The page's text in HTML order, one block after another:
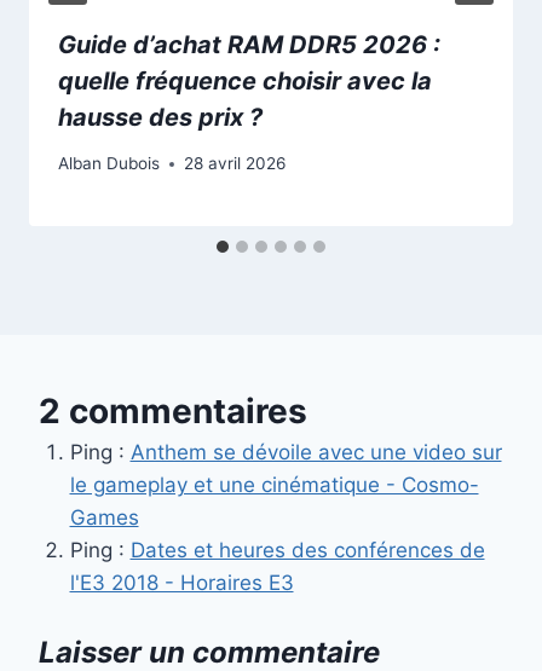
Guide d’achat RAM DDR5 2026 :
quelle fréquence choisir avec la
hausse des prix ?
Alban Dubois 28 avril 2026
2 commentaires
Ping : Anthem se dévoile avec une video sur
le gameplay et une cinématique - Cosmo-
Games
Ping : Dates et heures des conférences de
l'E3 2018 - Horaires E3
Laisser un commentaire